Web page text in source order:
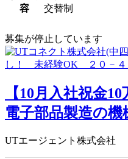
容
交替制
募集が停止しています
【10月入社祝金
電子部品製造の
UTエージェント株式会社